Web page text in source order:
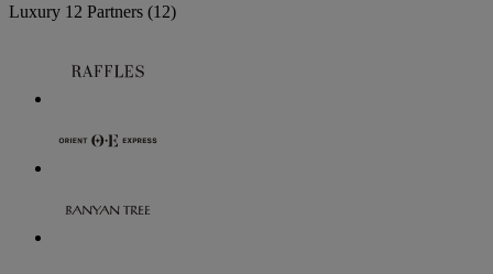
Luxury 12 Partners (12)